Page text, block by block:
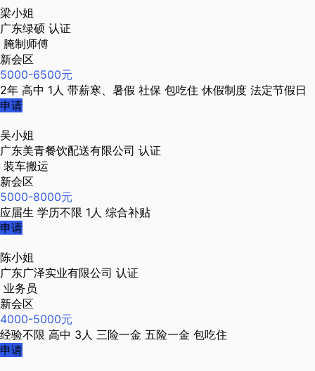
梁小姐
广东绿硕 认证
腌制师傅
新会区
5000-6500元
2年 高中 1人 带薪寒、暑假 社保 包吃住 休假制度 法定节假日
申请
吴小姐
广东美青餐饮配送有限公司 认证
装车搬运
新会区
5000-8000元
应届生 学历不限 1人 综合补贴
申请
陈小姐
广东广泽实业有限公司 认证
业务员
新会区
4000-5000元
经验不限 高中 3人 三险一金 五险一金 包吃住
申请